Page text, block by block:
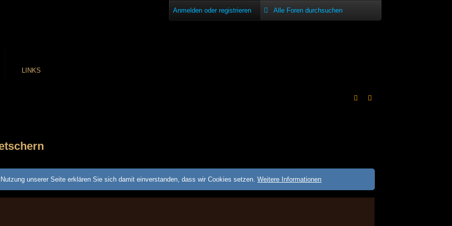
Anmelden oder registrieren
LINKS
unserer Seite erklären Sie sich damit einverstanden, dass wir Cookies setzen.Weitere Informationen